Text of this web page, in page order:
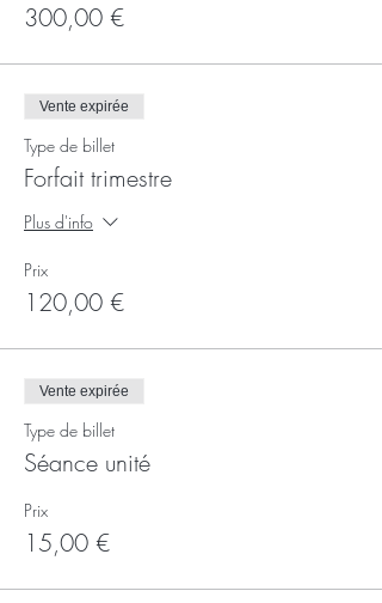
300,00 €
Vente expirée
Type de billet
Forfait trimestre
Plus d'info
Prix
120,00 €
Vente expirée
Type de billet
Séance unité
Prix
15,00 €